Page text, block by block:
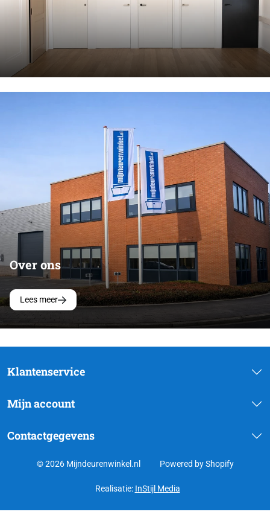
Over ons
Lees meer
Klantenservice
Mijn account
Contactgegevens
© 2026 Mijndeurenwinkel.nl Powered by Shopify
Realisatie: InStijl Media